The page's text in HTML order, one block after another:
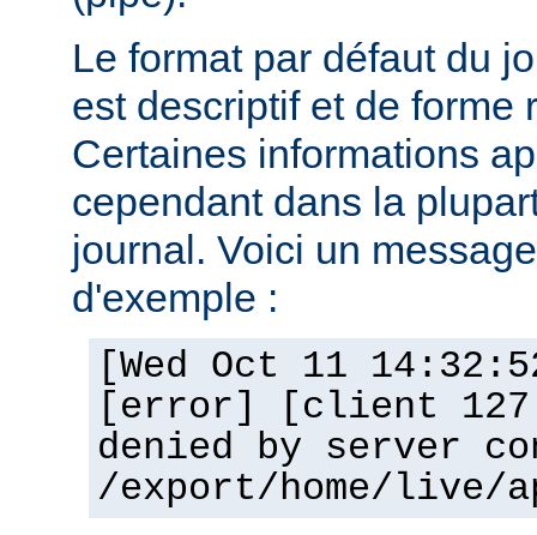
Le format par défaut du
est descriptif et de forme
Certaines informations
cependant dans la
journal. Voici un
d'exemple :
[Wed Oct 11
[error] [client
denied by server
/export/home/live/